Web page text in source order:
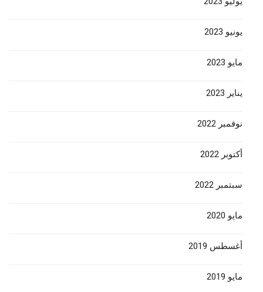
يونيو 2023
مايو 2023
يناير 2023
نوفمبر 2022
أكتوبر 2022
سبتمبر 2022
مايو 2020
أغسطس 2019
مايو 2019